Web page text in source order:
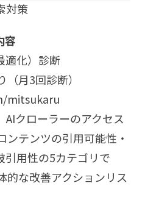
対策
容
適化）診断
月3回診断）
mitsukaru
AIクローラーのアクセス
テンツの引用可能性・
引用性の5カテゴリで
的な改善アクションリス